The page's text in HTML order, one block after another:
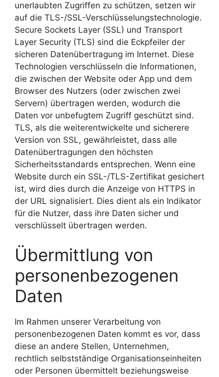
unerlaubten Zugriffen zu schützen, setzen wir
auf die TLS-/SSL-Verschlüsselungstechnologie.
Secure Sockets Layer (SSL) und Transport
Layer Security (TLS) sind die Eckpfeiler der
sicheren Datenübertragung im Internet. Diese
Technologien verschlüsseln die Informationen,
die zwischen der Website oder App und dem
Browser des Nutzers (oder zwischen zwei
Servern) übertragen werden, wodurch die
Daten vor unbefugtem Zugriff geschützt sind.
TLS, als die weiterentwickelte und sicherere
Version von SSL, gewährleistet, dass alle
Datenübertragungen den höchsten
Sicherheitsstandards entsprechen. Wenn eine
Website durch ein SSL-/TLS-Zertifikat gesichert
ist, wird dies durch die Anzeige von HTTPS in
der URL signalisiert. Dies dient als ein Indikator
für die Nutzer, dass ihre Daten sicher und
verschlüsselt übertragen werden.
Übermittlung von
personenbezogenen
Daten
Im Rahmen unserer Verarbeitung von
personenbezogenen Daten kommt es vor, dass
diese an andere Stellen, Unternehmen,
rechtlich selbstständige Organisationseinheiten
oder Personen übermittelt beziehungsweise